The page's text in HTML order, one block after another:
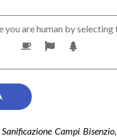
you are human by selecting
Campi